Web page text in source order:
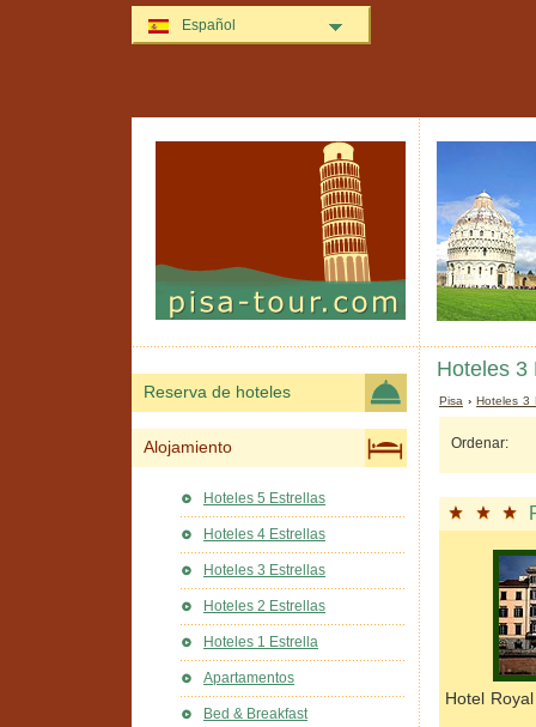
Hoteles 3
Pisa ›Hoteles 3
Ordenar:
Hotel
Reserva de hoteles
Alojamiento
Hoteles 5 Estrellas
Hoteles 4 Estrellas
Hoteles 3 Estrellas
Hoteles 2 Estrellas
Hoteles 1 Estrella
Apartamentos
Bed & Breakfast
Español